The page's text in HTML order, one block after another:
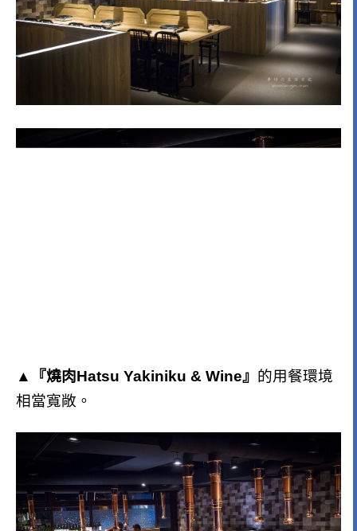
▲『燒肉Hatsu Yakiniku & Wine』 的用餐環境
相當寬敞。